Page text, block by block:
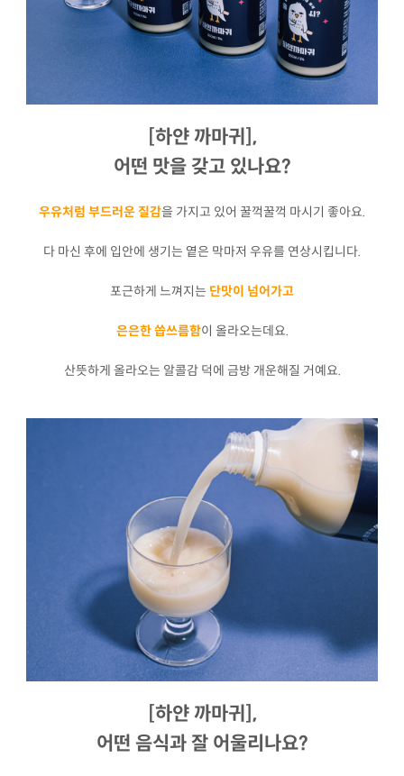
[하얀 까마귀],
어떤 맛을 갖고 있나요?
우유처럼 부드러운 질감을 가지고 있어 꿀꺽꿀꺽 마시기 좋아요.
다 마신 후에 입안에 생기는 옅은 막마저 우유를 연상시킵니다.
포근하게 느껴지는 단맛이 넘어가고
은은한 씁쓰름함이 올라오는데요.
산뜻하게 올라오는 알콜감 덕에 금방 개운해질 거예요.
[하얀 까마귀],
어떤 음식과 잘 어울리나요?